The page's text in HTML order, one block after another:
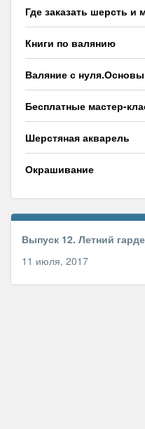
Где заказать шерсть и
Книги по валянию
Валяние с нуля.Основы
Бесплатные мастер-
Шерстяная акварель
Окрашивание
Выпуск 12. Летний
11 июля, 2017